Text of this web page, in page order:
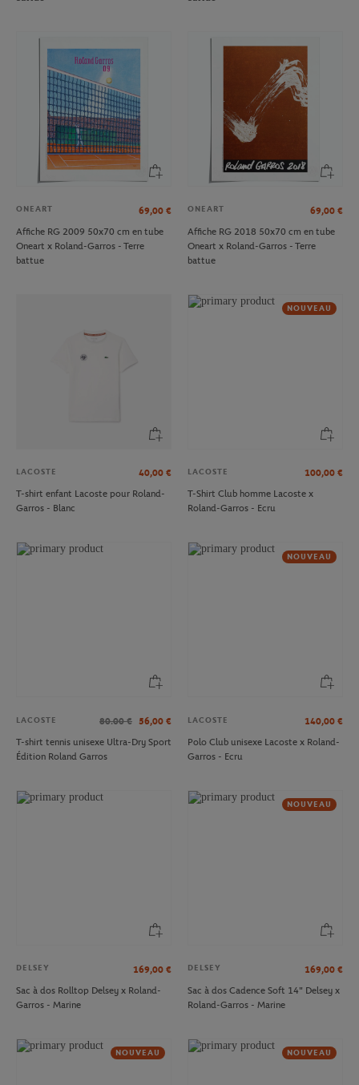
ONEART 69,00 €
Affiche RG 2009 50x70 cm en tube
Oneart x Roland-Garros - Terre
battue
ONEART 69,00 €
Affiche RG 2018 50x70 cm en tube
Oneart x Roland-Garros - Terre
battue
LACOSTE 40,00 €
T-shirt enfant Lacoste pour Roland-
Garros - Blanc
NOUVEAU
LACOSTE 100,00 €
T-Shirt Club homme Lacoste x
Roland-Garros - Ecru
LACOSTE 80.00 € 56,00 €
T-shirt tennis unisexe Ultra-Dry Sport
Édition Roland Garros
NOUVEAU
LACOSTE 140,00 €
Polo Club unisexe Lacoste x Roland-
Garros - Ecru
DELSEY 169,00 €
Sac à dos Rolltop Delsey x Roland-
Garros - Marine
NOUVEAU
DELSEY 169,00 €
Sac à dos Cadence Soft 14" Delsey x
Roland-Garros - Marine
NOUVEAU NOUVEAU